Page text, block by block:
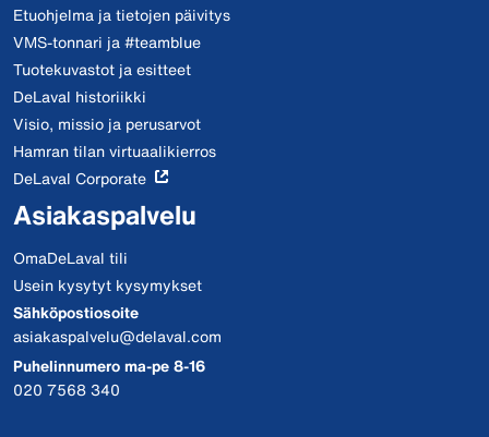
Etuohjelma ja tietojen päivitys
VMS-tonnari ja #teamblue
Tuotekuvastot ja esitteet
DeLaval historiikki
Visio, missio ja perusarvot
Hamran tilan virtuaalikierros
DeLaval Corporate
Asiakaspalvelu
OmaDeLaval tili
Usein kysytyt kysymykset
Sähköpostiosoite
asiakaspalvelu@delaval.com
Puhelinnumero ma-pe 8-16
020 7568 340